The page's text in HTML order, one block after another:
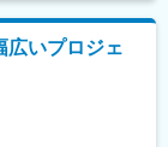
なデータ等につい
得て、より安全な
の改善に活かしま
応症（対象となる
そのほか、医療者
いプロジェ